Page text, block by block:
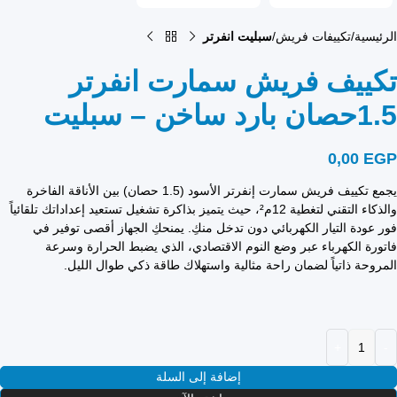
الرئيسية تكييفات فريش سبليت انفرتر
تكييف فريش سمارت انفرتر
1.5حصان بارد ساخن – سبليت
0,00 EGP
يجمع تكييف فريش سمارت إنفرتر الأسود (1.5 حصان) بين الأناقة الفاخرة
والذكاء التقني لتغطية 12م²، حيث يتميز بذاكرة تشغيل تستعيد إعداداتك تلقائياً
فور عودة التيار الكهربائي دون تدخل منكِ. يمنحكِ الجهاز أقصى توفير في
فاتورة الكهرباء عبر وضع النوم الاقتصادي، الذي يضبط الحرارة وسرعة
المروحة ذاتياً لضمان راحة مثالية واستهلاك طاقة ذكي طوال الليل.
إضافة إلى السلة